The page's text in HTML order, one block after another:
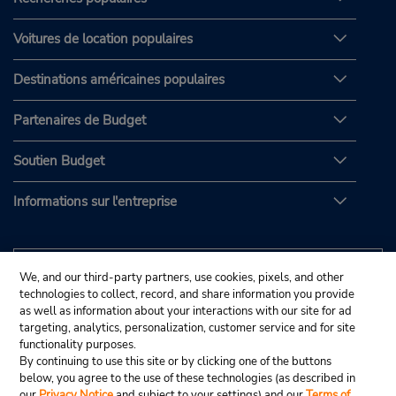
Voitures de location populaires
Destinations américaines populaires
Partenaires de Budget
Soutien Budget
Informations sur l'entreprise
We, and our third-party partners, use cookies, pixels, and other
technologies to collect, record, and share information you provide
as well as information about your interactions with our site for ad
targeting, analytics, personalization, customer service and for site
functionality purposes.
By continuing to use this site or by clicking one of the buttons
below, you agree to the use of these technologies (as described in